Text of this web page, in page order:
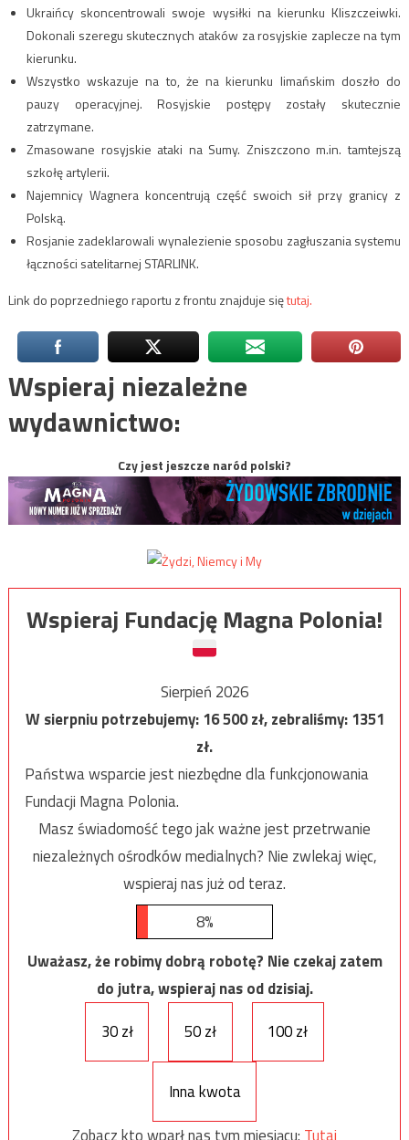
Ukraińcy skoncentrowali swoje wysiłki na kierunku Kliszczeiwki.
Dokonali szeregu skutecznych ataków za rosyjskie zaplecze na tym
kierunku.
Wszystko wskazuje na to, że na kierunku limańskim doszło do
pauzy operacyjnej. Rosyjskie postępy zostały skutecznie
zatrzymane.
Zmasowane rosyjskie ataki na Sumy. Zniszczono m.in. tamtejszą
szkołę artylerii.
Najemnicy Wagnera koncentrują część swoich sił przy granicy z
Polską.
Rosjanie zadeklarowali wynalezienie sposobu zagłuszania systemu
łączności satelitarnej STARLINK.
Link do poprzedniego raportu z frontu znajduje siętutaj.
Wspieraj niezależne
wydawnictwo:
Czy jest jeszcze naród polski?
Wspieraj Fundację Magna Polonia!
Sierpień 2026
W sierpniu potrzebujemy:16 500zł, zebraliśmy:1351
zł.
Państwa wsparcie jest niezbędne dla funkcjonowania
Fundacji Magna Polonia.
Masz świadomość tego jak ważne jest przetrwanie
niezależnych ośrodków medialnych? Nie zwlekaj więc,
wspieraj nas już od teraz.
8%
Uważasz, że robimy dobrą robotę? Nie czekaj zatem
do jutra, wspieraj nas od dzisiaj.
30 zł
50 zł 100 zł
Inna kwota
Zobacz kto wparł nas tym miesiącu: Tutaj